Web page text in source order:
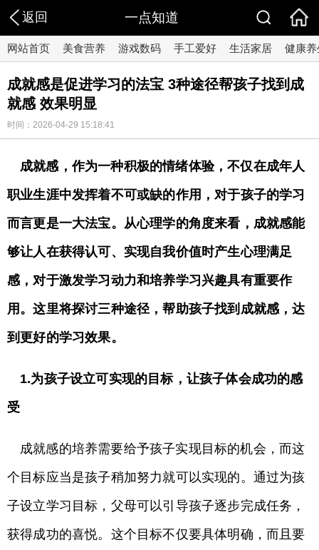
返回 一点知道
网站首页 美食营养 游戏数码 手工爱好 生活家居 健康养
成就感是促进学习的法宝 3种途径帮孩子找到成
就感 效果明显
时间：2026-04-29 15:18:41
成就感，作为一种积极的情绪体验，不仅在成年人
职业生涯中发挥着不可或缺的作用，对于孩子的学习
而言更是一大法宝。从心理学的角度来看，成就感能
够让人在获得认可、实现自我价值时产生心理满足
感，对于激发学习动力和培养学习兴趣具有重要作
用。这里将探讨三种途径，帮助孩子找到成就感，达
到更好的学习效果。
1.为孩子设立可实现的目标，让孩子体会成功的感
受
成就感的培养需要给予孩子实现目标的机会，而这
个目标应当是孩子稍加努力就可以实现的。通过为孩
子设立学习目标，父母可以引导孩子逐步完成任务，
获得成功的喜悦。这个目标不仅要具体明确，而且要